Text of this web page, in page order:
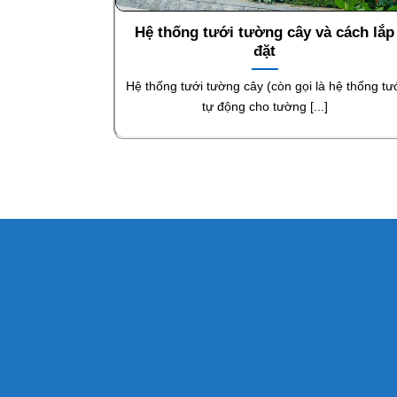
Hệ thống tưới tường cây và cách lắp
đặt
Hệ thống tưới tường cây (còn gọi là hệ thống
tự động cho tường [...]